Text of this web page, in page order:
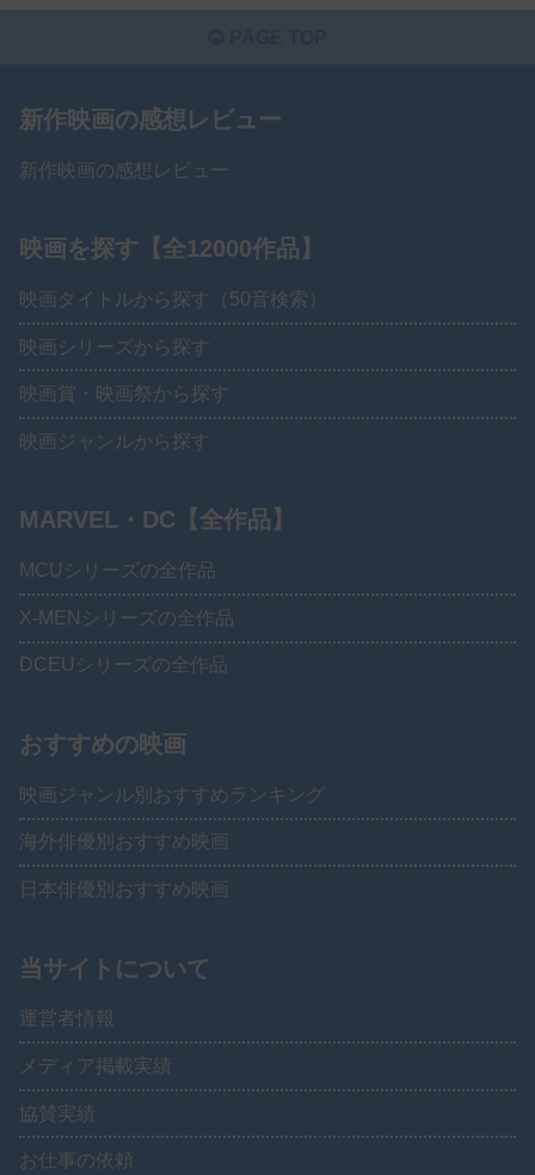
新作映画の感想レビュー
新作映画の感想レビュー
映画を探す【全12000作品】
映画タイトルから探す（50音検索）
映画シリーズから探す
映画賞・映画祭から探す
映画ジャンルから探す
MARVEL・DC【全作品】
MCUシリーズの全作品
X-MENシリーズの全作品
DCEUシリーズの全作品
おすすめの映画
映画ジャンル別おすすめランキング
海外俳優別おすすめ映画
日本俳優別おすすめ映画
当サイトについて
運営者情報
メディア掲載実績
協賛実績
お仕事の依頼